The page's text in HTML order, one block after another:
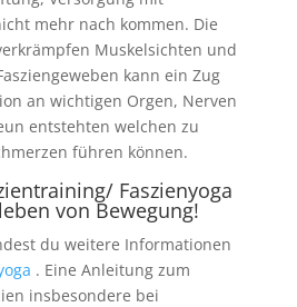
mehr nach kommen. Die
Muskelsichten und
kann ein Zug
an wichtigen Orgen, Nerven
entstehten welchen zu
führen können.
Faszienyoga
von Bewegung!
du weitere Informationen
. Eine Anleitung zum
insbesondere bei